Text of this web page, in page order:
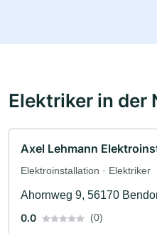
Elektriker in der
Axel Lehmann
Elektroinstallation · Elektriker
Ahornweg 9, 56170
0.0
(0)